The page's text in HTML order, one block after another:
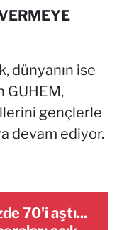
dünyanın ise
GUHEM,
gençlerle
devam ediyor.
70'i aştı...